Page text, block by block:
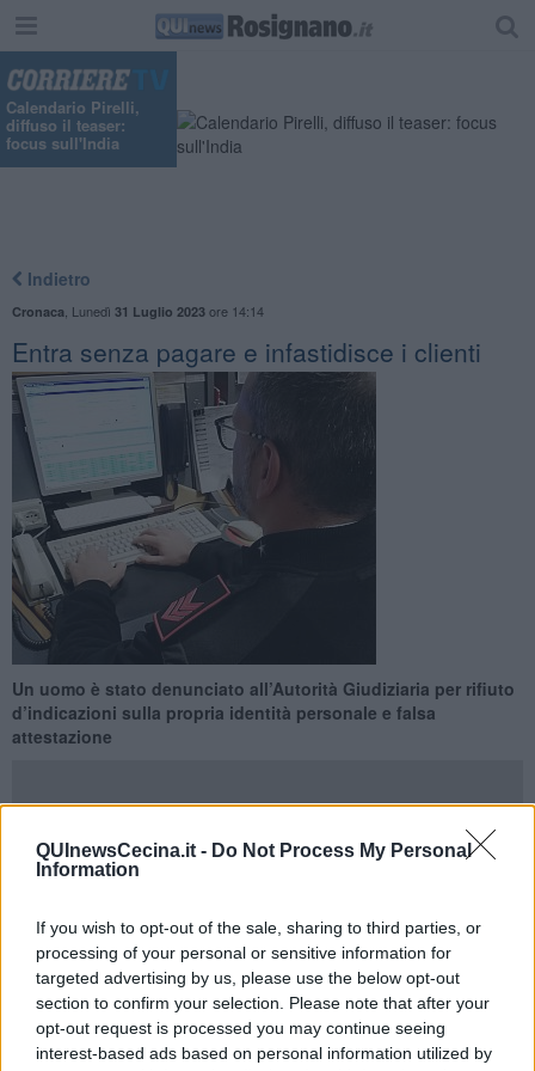
QUInewsCecina.it - Do Not Process My Personal
Information
If you wish to opt-out of the sale, sharing to third parties, or
processing of your personal or sensitive information for
targeted advertising by us, please use the below opt-out
section to confirm your selection. Please note that after your
opt-out request is processed you may continue seeing
interest-based ads based on personal information utilized by
Calendario Pirelli,
diffuso il teaser:
focus sull'India
Indietro
Cronaca Lunedì 31 Luglio 2023ore 14:14
Entra senza pagare e infastidisce i clienti
Un uomo è stato denunciato all’Autorità Giudiziaria per rifiuto
d’indicazioni sulla propria identità personale e falsa
attestazione
Cecina hanno denunciato in stato di libertà un uomo per aver
fornitofalse attestazioni sulla propria identitàa seguito di
intervento presso una struttura di intrattenimento dove si era
introdotto abusivamente e disturbava i presenti.
L’uomo, risultato successivamente essere un 27enne originario